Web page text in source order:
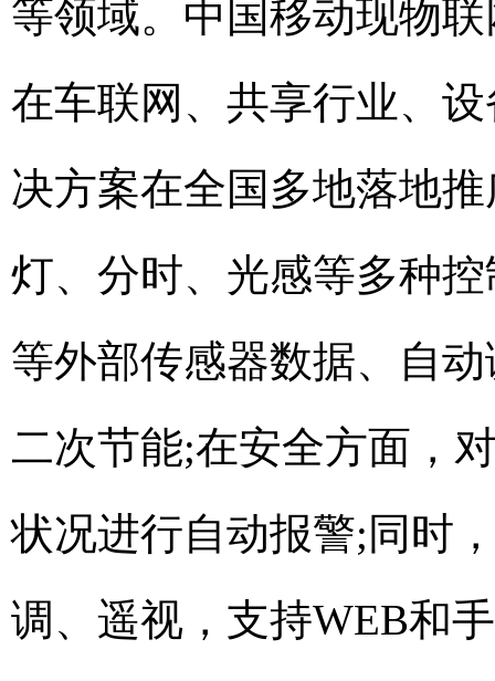
等领域。中国移动现物
在车联网、共享行业、
决方案在全国多地落地
灯、分时、光感等多种
等外部传感器数据、自
二次节能;在安全方面，
状况进行自动报警;同时
调、遥视，支持WEB和